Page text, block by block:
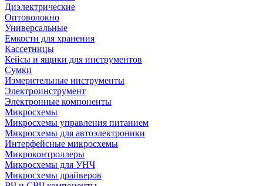
Диэлектрические
Оптоволокно
Универсальные
Емкости для хранения
Кассетницы
Кейсы и ящики для инструментов
Сумки
Измерительные инструменты
Электроинструмент
Электронные компоненты
Микросхемы
Микросхемы управления питанием
Микросхемы для автоэлектроники
Интерфейсные микросхемы
Микроконтроллеры
Микросхемы для УНЧ
Микросхемы драйверов